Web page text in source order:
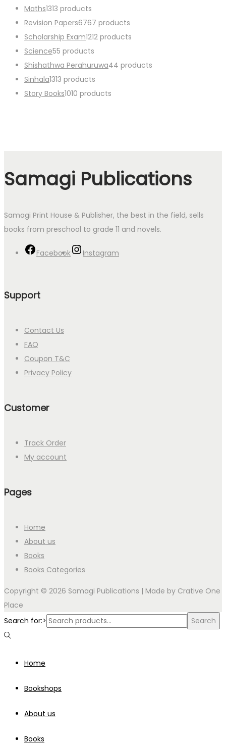
Maths1313 products
Revision Papers6767 products
Scholarship Exam1212 products
Science55 products
Shishathwa Perahuruwa44 products
Sinhala1313 products
Story Books1010 products
Samagi Publications
Samagi Print House & Publisher, the best in the field, sells
books from preschool to grade 11 and novels.
Facebook Instagram
Support
Contact Us
FAQ
Coupon T&C
Privacy Policy
Customer
Track Order
My account
Pages
Home
About us
Books
Books Categories
Copyright © 2026 Samagi Publications | Made by Crative One
Place
Search for:>
Search
Home
Bookshops
About us
Books